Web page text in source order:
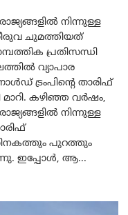
നിന്നുള്ള
ചുമത്തിയത്
പ്രതിസന്ധി
വ്യാപാര
ട്രംപിന്റെ താരിഫ്
കഴിഞ്ഞ വർഷം,
നിന്നുള്ള
പുറത്തും
ഇപ്പോൾ, ആ...